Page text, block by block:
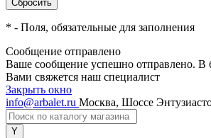
* - Поля, обязательные для заполнения
Сообщение отправлено
Ваше сообщение успешно отправлено. В
Вами свяжется наш специалист
Закрыть окно
info@arbalet.ru Москва, Шоссе